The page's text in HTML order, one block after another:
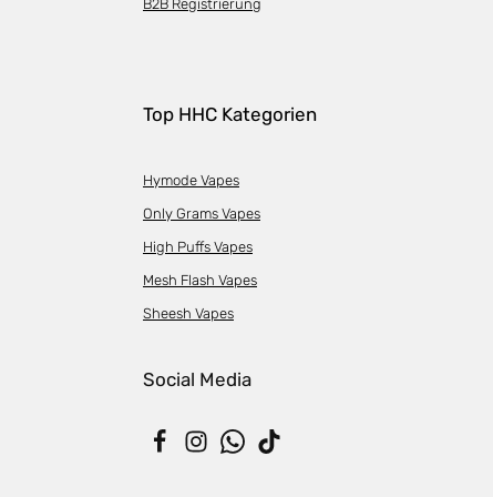
B2B Registrierung
Top HHC Kategorien
Hymode Vapes
Only Grams Vapes
High Puffs Vapes
Mesh Flash Vapes
Sheesh Vapes
Social Media